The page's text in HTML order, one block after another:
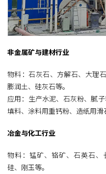
非金属矿与建材行业
物料：石灰石、方解石、大理
膨润土、硅灰石等。
应用：生产水泥、石灰粉、腻
填料、涂料用重钙粉、造纸用滑
冶金与化工行业
物料：锰矿、铬矿、石英石、
硅、刚玉等。